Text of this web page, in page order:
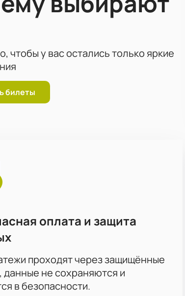
чтобы у вас остались только яркие
билеты
оплата и защита
проходят через защищённые
не сохраняются и
в безопасности.